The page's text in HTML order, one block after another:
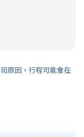
原因，行程可能會在